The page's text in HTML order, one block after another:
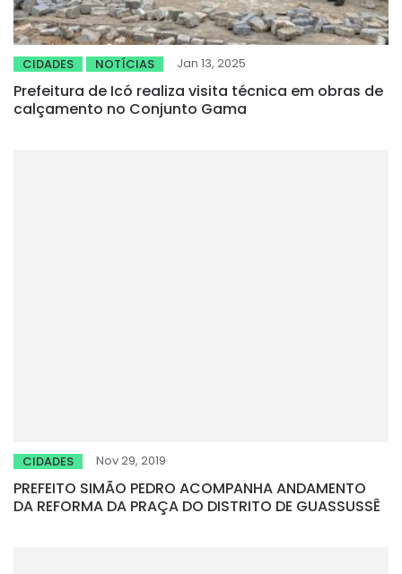
CIDADES NOTÍCIAS Jan 13, 2025
Prefeitura de Icó realiza visita técnica em obras de
calçamento no Conjunto Gama
CIDADES Nov 29, 2019
PREFEITO SIMÃO PEDRO ACOMPANHA ANDAMENTO
DA REFORMA DA PRAÇA DO DISTRITO DE GUASSUSSÊ